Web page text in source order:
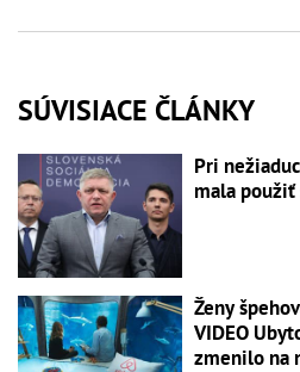
SÚVISIACE ČLÁNKY
Pri
mala
Ženy
VIDEO
zmenilo na